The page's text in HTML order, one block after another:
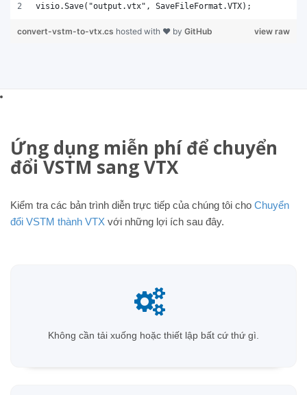
visio.Save("output.vtx", SaveFileFormat.VTX);
view raw
convert-vstm-to-vtx.cs hosted with ❤ by GitHub
Ứng dụng miễn phí để chuyển
đổi VSTM sang VTX
Kiểm tra các bản trình diễn trực tiếp của chúng tôi cho Chuyển
đổi VSTM thành VTX với những lợi ích sau đây.
Không cần tải xuống hoặc thiết lập bất cứ thứ gì.